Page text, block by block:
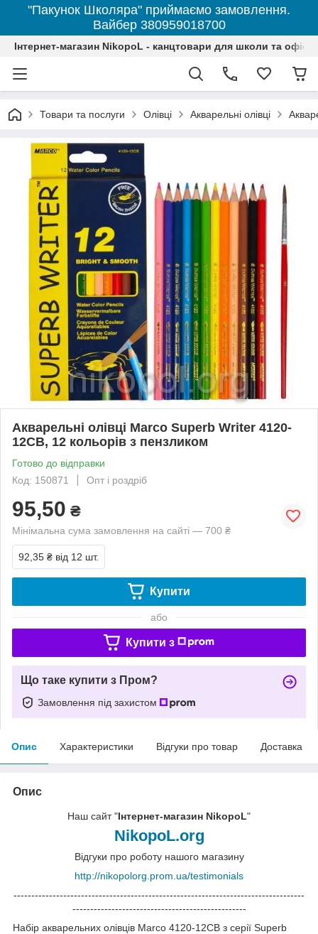
"Пакунок Школяра" приймаємо замовлення.
Вайбер 380959018700
Інтернет-магазин NikopoL - канцтовари для школи та офісу
Товари та послуги Олівці Акварельні олівці
Акварельні олівці Marco Superb Writer 4120-
12CB, 12 кольорів з пензликом
Готово до відправки
Код: 150871
Опт і роздріб
95,50 ₴
Мінімальна сума замовлення на сайті — 700 ₴
92,35 ₴ від 12 шт.
Купити
або
Купити з
Що таке купити з Пром?
Замовлення під захистом
Опис Характеристики Відгуки про товар Доставка
Опис
Наш сайт "Інтернет-магазин NikopoL"
NikopoL.org
Відгуки про роботу нашого магазину
http://nikopolorg.prom.ua/testimonials
----------------------------------------------------------------------------------
-------------------------------------------------
Набір акварельних олівців Marco 4120-12CB з серії Superb